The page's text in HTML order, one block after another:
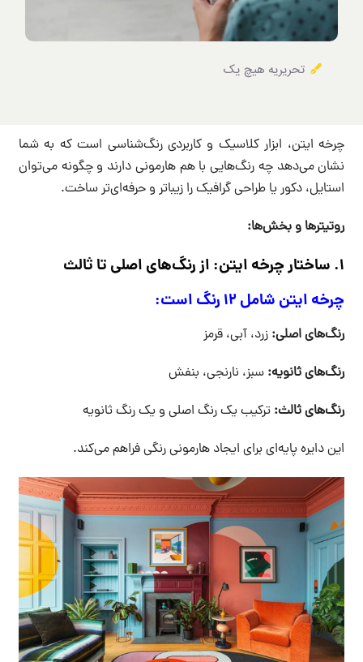
تحریریه هیچ یک
چرخه ایتن، ابزار کلاسیک و کاربردی رنگ‌شناسی است که به شما
نشان می‌دهد چه رنگ‌هایی با هم هارمونی دارند و چگونه می‌توان
استایل، دکور یا طراحی گرافیک را زیباتر و حرفه‌ای‌تر ساخت.
روتیترها و بخش‌ها:
۱. ساختار چرخه ایتن: از رنگ‌های اصلی تا ثالث
چرخه ایتن شامل ۱۲ رنگ است:
رنگ‌های اصلی: زرد، آبی، قرمز
رنگ‌های ثانویه: سبز، نارنجی، بنفش
رنگ‌های ثالث: ترکیب یک رنگ اصلی و یک رنگ ثانویه
این دایره پایه‌ای برای ایجاد هارمونی رنگی فراهم می‌کند.